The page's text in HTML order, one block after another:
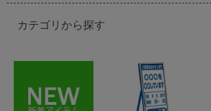
カテゴリから探す